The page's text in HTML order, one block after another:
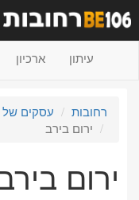
עיתון ארכיון
רחובות עסקים של
ירום בירב
ירום